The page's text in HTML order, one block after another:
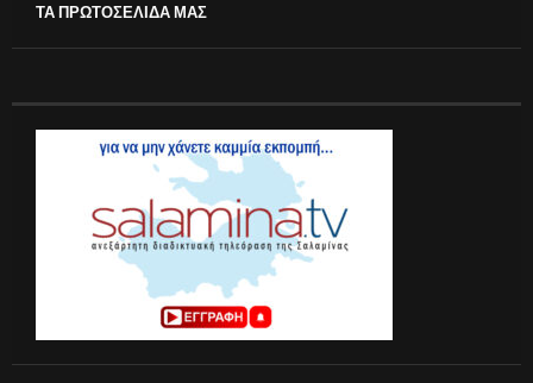
ΤΑ ΠΡΩΤΟΣΕΛΙΔΑ ΜΑΣ